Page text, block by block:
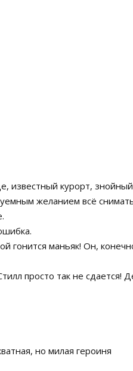
известный курорт,
желанием всё
гонится маньяк! Он,
просто так не сдается!
но милая героиня